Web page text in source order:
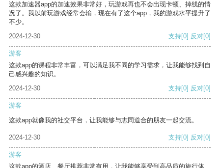
这款加速器app的加速效果非常好，玩游戏再也不会出现卡顿、掉线的情
况了。我以前玩游戏经常会输，现在有了这个app，我的游戏水平提升了
不少。
2024-12-30
支持[0] 反对[0]
游客
这款app的课程非常丰富，可以满足我不同的学习需求，让我能够找到自
己感兴趣的知识。
2024-12-30
支持[0] 反对[0]
游客
这款app就像我的社交平台，让我能够与志同道合的朋友一起交流。
2024-12-30 支持[0] 反对[0]
游客
这款app的酒店、餐厅推荐非常有用，让我能够享受到高品质的旅行体